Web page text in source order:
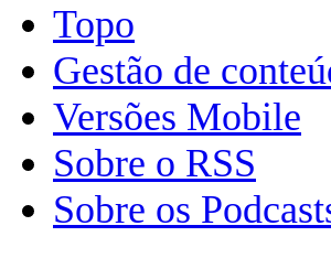
Topo
Gestão de
Versões Mobile
Sobre o RSS
Sobre os